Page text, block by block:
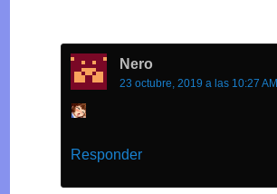
Nero
23 octubre, 2019 a las 10:27 AM
Responder